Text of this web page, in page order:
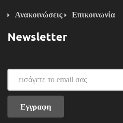
Ανακοινώσεις
Επικοινωνία
Newsletter